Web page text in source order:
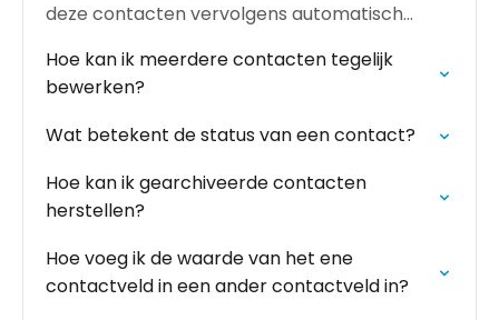
deze contacten vervolgens automatisch
Hoe kan ik meerdere contacten tegelijk
bewerken?
Wat betekent de status van een contact?
Hoe kan ik gearchiveerde contacten
herstellen?
Hoe voeg ik de waarde van het ene
contactveld in een ander contactveld in?